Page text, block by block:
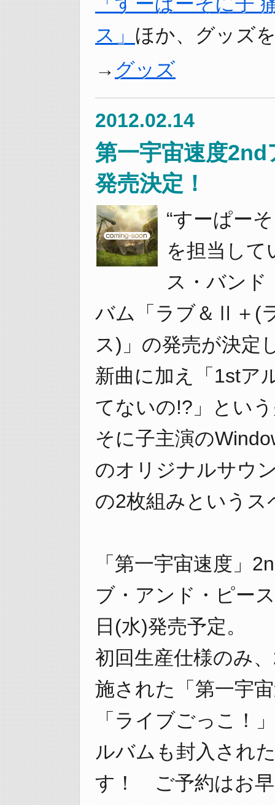
ス」 ほか、グッズ
グッズ
2012.02.14
第一宇宙速度
発売決定！
“すーぱー
を担当して
ス・バンド
バム「ラブ＆Ⅱ＋(
ス)」の発売が決定
新曲に加え「1stア
てないの!?」とい
そに子主演の
のオリジナルサウ
の2枚組みという
「第一宇宙速度」
ブ・アンド・ピー
日(水)発売予定。
初回生産仕様のみ
施された「第一宇
「ライブごっこ！
ルバムも封入され
す！ ご予約はお